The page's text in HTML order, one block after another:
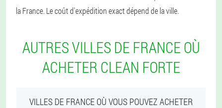
la France. Le coût d'expédition exact dépend de la ville.
AUTRES VILLES DE FRANCE OÙ
ACHETER CLEAN FORTE
VILLES DE FRANCE OÙ VOUS POUVEZ ACHETER